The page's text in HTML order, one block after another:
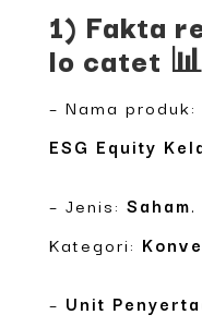
1) Fakta
lo catet 📊
– Nama produk:
ESG Equity
– Jenis: Saham
Kategori:
– Unit